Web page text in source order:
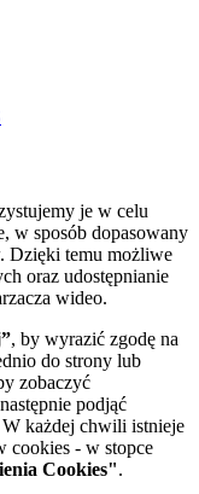
je w celu
w sposób dopasowany
Dzięki temu możliwe
oraz udostępnianie
wideo.
, by wyrazić zgodę na
do strony lub
zobaczyć
podjąć
W każdej chwili istnieje
cookies - w stopce
Cookies".